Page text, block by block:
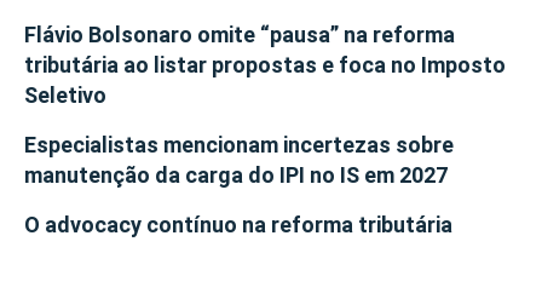
Flávio Bolsonaro omite “pausa” na reforma
tributária ao listar propostas e foca no Imposto
Seletivo
Especialistas mencionam incertezas sobre
manutenção da carga do IPI no IS em 2027
O advocacy contínuo na reforma tributária